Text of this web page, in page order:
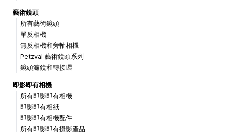
藝術鏡頭
所有藝術鏡頭
單反相機
無反相機和旁軸相機
Petzval 藝術鏡頭系列
鏡頭濾鏡和轉接環
即影即有相機
所有即影即有相機
即影即有相紙
即影即有相機配件
所有即影即有攝影產品